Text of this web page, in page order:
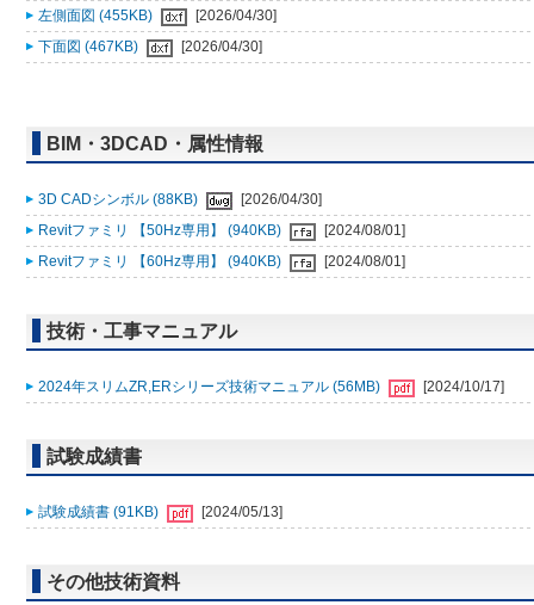
左側面図 (455KB)
[2026/04/30]
下面図 (467KB)
[2026/04/30]
BIM・3DCAD・属性情報
3D CADシンボル (88KB)
[2026/04/30]
Revitファミリ 【50Hz専用】 (940KB)
[2024/08/01]
Revitファミリ 【60Hz専用】 (940KB)
[2024/08/01]
技術・工事マニュアル
2024年スリムZR,ERシリーズ技術マニュアル (56MB) [2024/10/17]
試験成績書
試験成績書 (91KB) [2024/05/13]
その他技術資料